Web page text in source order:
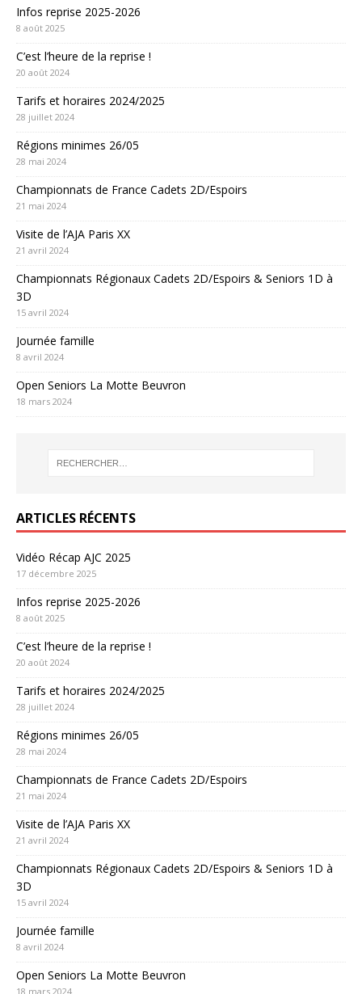
Infos reprise 2025-2026
8 août 2025
C’est l’heure de la reprise !
20 août 2024
Tarifs et horaires 2024/2025
28 juillet 2024
Régions minimes 26/05
28 mai 2024
Championnats de France Cadets 2D/Espoirs
21 mai 2024
Visite de l’AJA Paris XX
21 avril 2024
Championnats Régionaux Cadets 2D/Espoirs & Seniors 1D à
3D
15 avril 2024
Journée famille
8 avril 2024
Open Seniors La Motte Beuvron
18 mars 2024
ARTICLES RÉCENTS
Vidéo Récap AJC 2025
17 décembre 2025
Infos reprise 2025-2026
8 août 2025
C’est l’heure de la reprise !
20 août 2024
Tarifs et horaires 2024/2025
28 juillet 2024
Régions minimes 26/05
28 mai 2024
Championnats de France Cadets 2D/Espoirs
21 mai 2024
Visite de l’AJA Paris XX
21 avril 2024
Championnats Régionaux Cadets 2D/Espoirs & Seniors 1D à
3D
15 avril 2024
Journée famille
8 avril 2024
Open Seniors La Motte Beuvron
18 mars 2024